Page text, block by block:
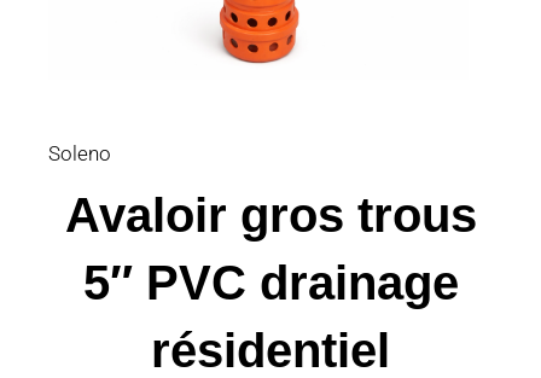
Soleno
Avaloir gros trous
5″ PVC drainage
résidentiel